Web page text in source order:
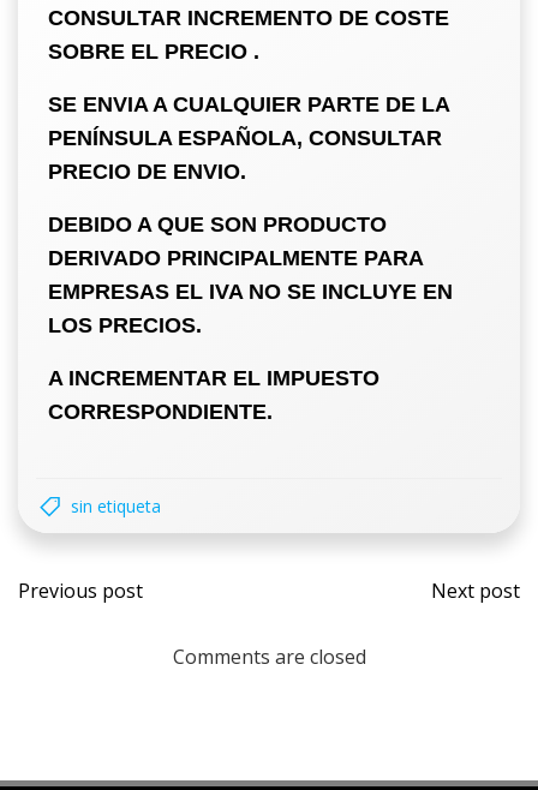
CONSULTAR INCREMENTO DE COSTE
SOBRE EL PRECIO .
SE ENVIA A CUALQUIER PARTE DE LA
PENÍNSULA ESPAÑOLA, CONSULTAR
PRECIO DE ENVIO.
DEBIDO A QUE SON PRODUCTO
DERIVADO PRINCIPALMENTE PARA
EMPRESAS EL IVA NO SE INCLUYE EN
LOS PRECIOS.
A INCREMENTAR EL IMPUESTO
CORRESPONDIENTE.
sin etiqueta
Previous post Next post
Comments are closed